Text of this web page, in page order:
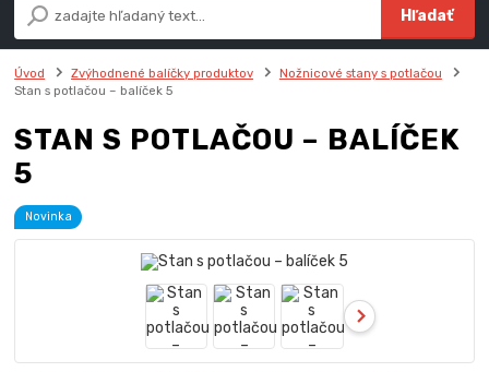
Hľadať
Úvod Zvýhodnené balíčky produktov
Nožnicové stany s potlačou
Stan s potlačou – balíček 5
STAN S POTLAČOU – BALÍČEK
5
Novinka